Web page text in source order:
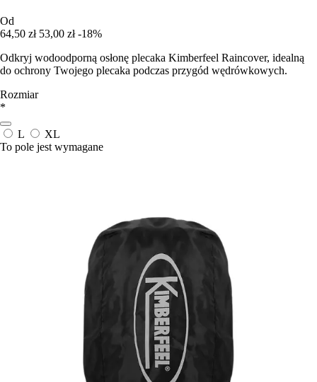
Od
64,50 zł 53,00 zł -18%
Odkryj wodoodporną osłonę plecaka Kimberfeel Raincover, idealną
do ochrony Twojego plecaka podczas przygód wędrówkowych.
Rozmiar
*
L
XL
To pole jest wymagane